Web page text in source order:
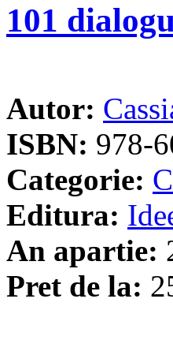
101
Autor:
ISBN: 978-
Categorie:
Editura:
An apartie:
Pret de la: